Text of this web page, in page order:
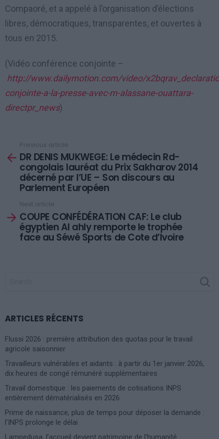
Compaoré, et a appelé à l’organisation d’élections
libres, démocratiques, transparentes, et ouvertes à
tous en 2015.
(Vidéo conférence conjointe –
http://www.dailymotion.com/video/
conjointe-a-la-presse-avec-m-alassane-ouattara-
directpr_news)
more
Previous article
DR DENIS MUKWEGE: Le médecin Rd-
congolais lauréat du Prix Sakharov 2014
décerné par l’UE – Son discours au
Parlement Européen
Next article
COUPE CONFÉDÉRATION CAF: Le club
égyptien Al ahly remporte le trophée
face au Séwé Sports de Cote d’Ivoire
ARTICLES RÉCENTS
Flussi 2026 : première attribution des quotas pour le travail
agricole saisonnier
Travailleurs vulnérables et aidants : à partir du 1er janvier 2026,
dix heures de congé rémunéré supplémentaires
Travail domestique : les paiements de cotisations INPS
entièrement dématérialisés en 2026
Prime de naissance, plus de temps pour déposer la demande :
l’INPS prolonge le délai
Lampedusa, l’accueil devient patrimoine de l’humanité